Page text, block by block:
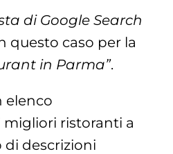
di Google Search
questo caso per la
in Parma”.
elenco
ristoranti a
di descrizioni